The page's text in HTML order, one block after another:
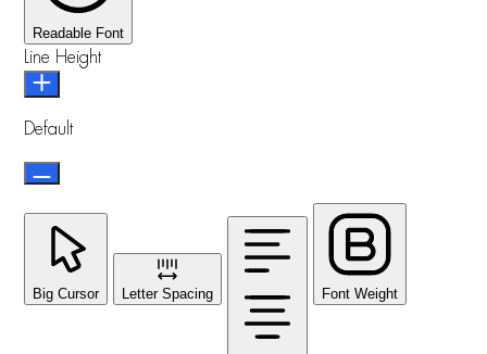
Readable Font
Line Height
Default
Big Cursor Letter Spacing Font Weight